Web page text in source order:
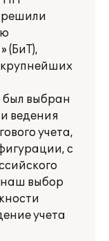
решили
(БиТ),
был выбран
ведения
учета,
с
наш выбор
учета